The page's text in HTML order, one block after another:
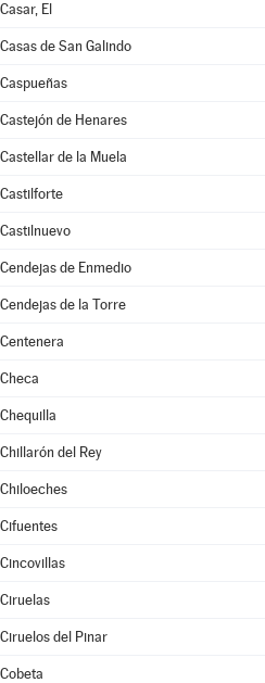
Casar, El
Casas de San Galindo
Caspueñas
Castejón de Henares
Castellar de la Muela
Castilforte
Castilnuevo
Cendejas de Enmedio
Cendejas de la Torre
Centenera
Checa
Chequilla
Chillarón del Rey
Chiloeches
Cifuentes
Cincovillas
Ciruelas
Ciruelos del Pinar
Cobeta